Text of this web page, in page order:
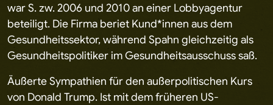
war S. zw. 2006 und 2010 an einer Lobbyagentur
beteiligt. Die Firma beriet Kund*innen aus dem
Gesundheitssektor, während Spahn gleichzeitig als
Gesundheitspolitiker im Gesundheitsausschuss saß.
Äußerte Sympathien für den außerpolitischen Kurs
von Donald Trump. Ist mit dem früheren US-